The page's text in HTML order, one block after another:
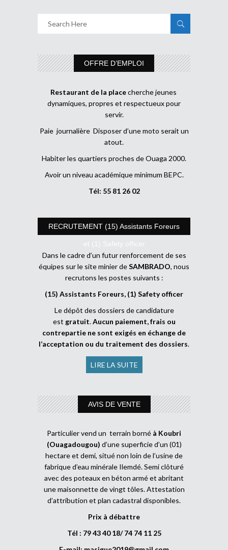
OFFRE D’EMPLOI
Restaurant de la placecherche jeunes
dynamiques, propres et respectueux pour
servir.
Paie journalière Disposer d’une moto serait un
atout.
Habiter les quartiers proches de Ouaga 2000.
Avoir un niveau académique minimum BEPC.
Tél: 55 81 26 02
RECRUTEMENT (15) Assistants Foreurs
et (1) Safety officer
Dans le cadre d’un futur renforcement de ses
équipes sur le site minier deSAMBRADO, nous
recrutons les postes suivants :
(15) Assistants Foreurs, (1) Safety officer
Le dépôt des dossiers de candidature
est gratuit.Aucun paiement, frais ou
contrepartie ne sont exigés en échange de
l’acceptation ou du traitement des dossiers.
LIRE LA SUITE
AVIS DE VENTE
Particulier vend un terrain borné à Koubri
(Ouagadougou) d’une superficie d’un (01)
hectare et demi, situé non loin de l’usine de
fabrique d’eau minérale Ilemdé. Semi clôturé
avec des poteaux en béton armé et abritant
une maisonnette de vingt tôles. Attestation
d’attribution et plan cadastral disponibles.
Prix à débattre
Tél : 79 43 40 18/ 74 74 11 25